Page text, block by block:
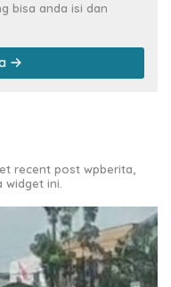
bisa anda isi dan
recent post wpberita,
widget ini.